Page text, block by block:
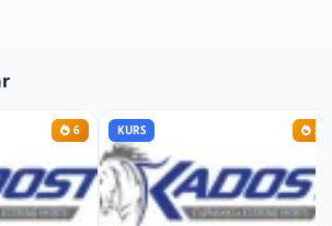
Vuruşu: Topun geriye doğru
sağlayan vuruş.
Vuruşu: Topun yanlara doğru
sağlayan vuruş.
Temel Bloklama Teknikleri
6 KURS 5